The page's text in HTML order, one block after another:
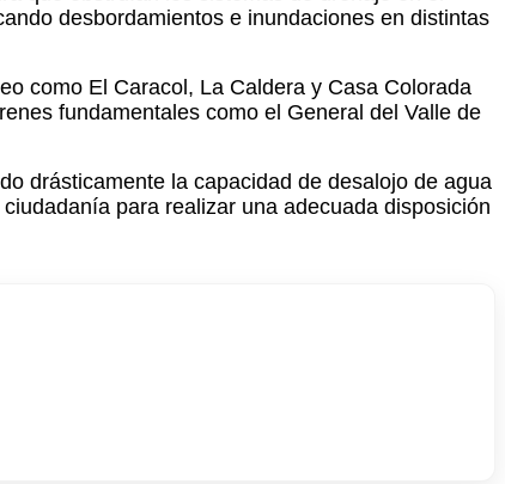
desbordamientos e inundaciones en distintas
como El Caracol, La Caldera y Casa Colorada
fundamentales como el General del Valle de
drásticamente la capacidad de desalojo de agua
para realizar una adecuada disposición